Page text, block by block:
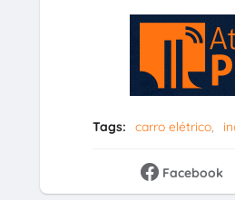
Tags: carro elétrico
Facebook